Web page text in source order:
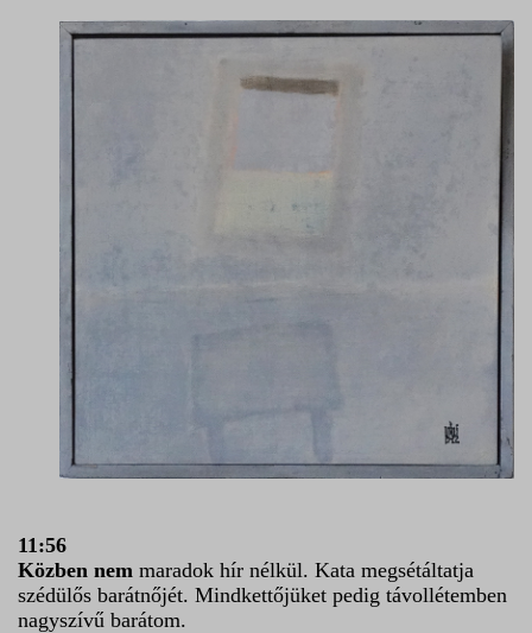
11:56
Közben nem maradok hír nélkül. Kata megsétáltatja
szédülős barátnőjét. Mindkettőjüket pedig távollétemben
nagyszívű barátom.